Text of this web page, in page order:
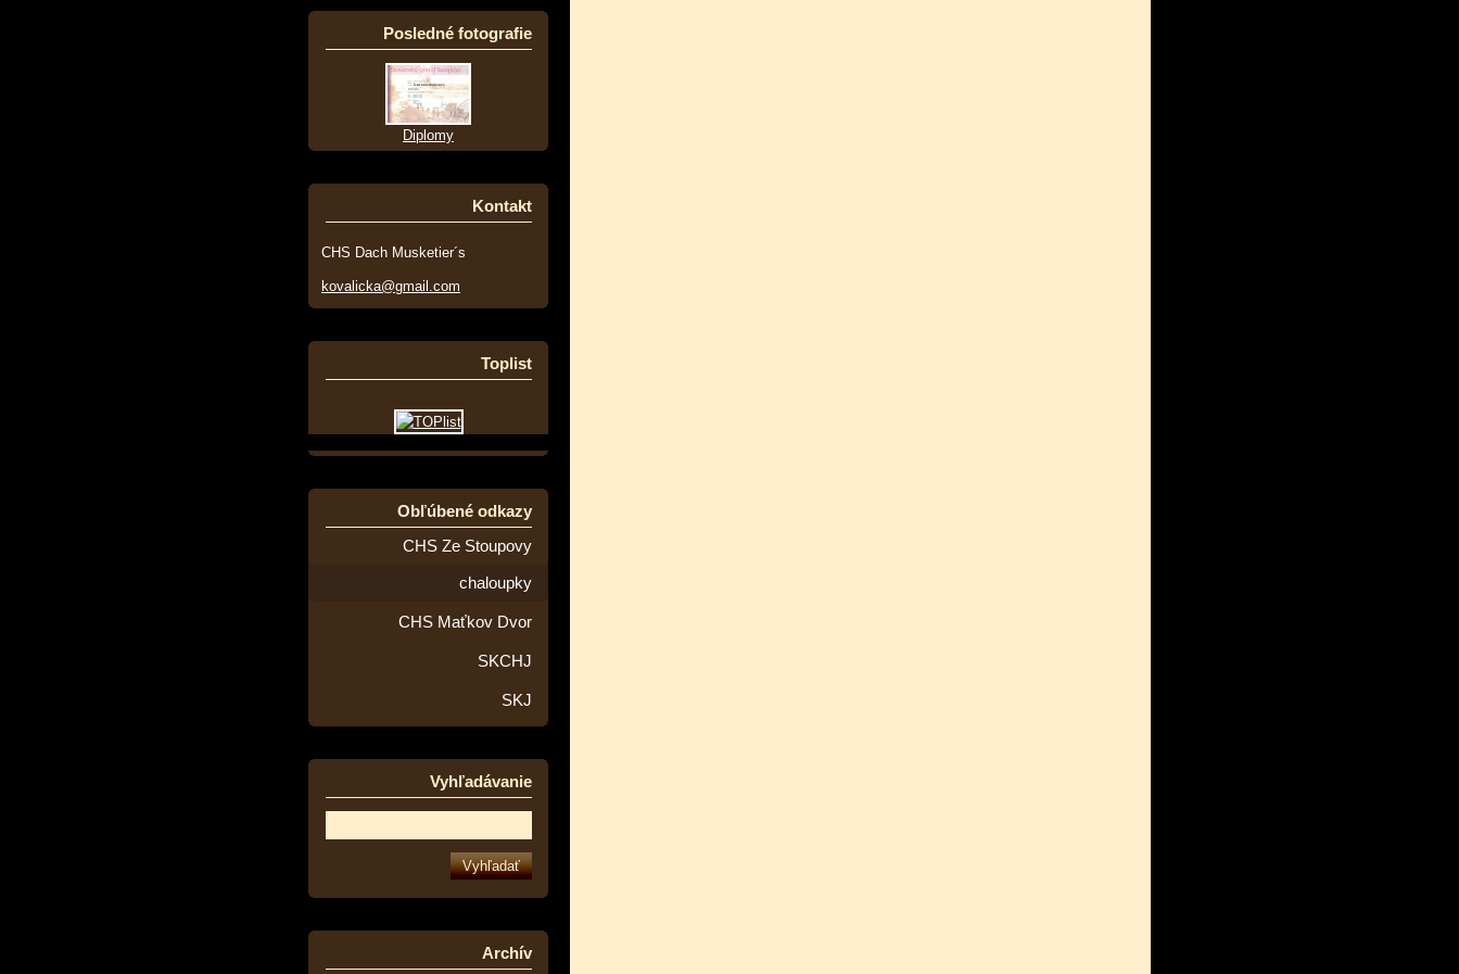
Posledné fotografie
Diplomy
Kontakt
CHS Dach Musketier´s
kovalicka@gmail.com
Toplist
Obľúbené odkazy
CHS Ze Stoupovy
chaloupky
CHS Maťkov Dvor
SKCHJ
SKJ
Vyhľadávanie
Archív